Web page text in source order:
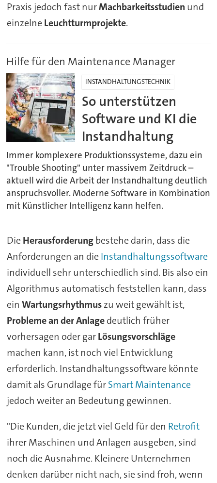
Praxis jedoch fast nurMachbarkeitsstudien und
einzelne Leuchtturmprojekte.
Hilfe für den Maintenance Manager
INSTANDHALTUNGSTECHNIK
So unterstützen
Software und KI die
Instandhaltung
Immer komplexere Produktionssysteme, dazu ein
"Trouble Shooting" unter massivem Zeitdruck –
aktuell wird die Arbeit der Instandhaltung deutlich
anspruchsvoller. Moderne Software in Kombination
mit Künstlicher Intelligenz kann helfen.
Die Herausforderungbestehe darin, dass die
Anforderungen an die Instandhaltungssoftware
individuell sehr unterschiedlich sind. Bis also ein
Algorithmus automatisch feststellen kann, dass
ein Wartungsrhythmuszu weit gewählt ist,
Probleme an der Anlagedeutlich früher
vorhersagen oder garLösungsvorschläge
machen kann, ist noch viel Entwicklung
erforderlich. Instandhaltungssoftware könnte
damit als Grundlage fürSmart Maintenance
jedoch weiter an Bedeutung gewinnen.
"Die Kunden, die jetzt viel Geld für den Retrofit
ihrer Maschinen und Anlagen ausgeben, sind
noch die Ausnahme. Kleinere Unternehmen
denken darüber nicht nach, sie sind froh, wenn